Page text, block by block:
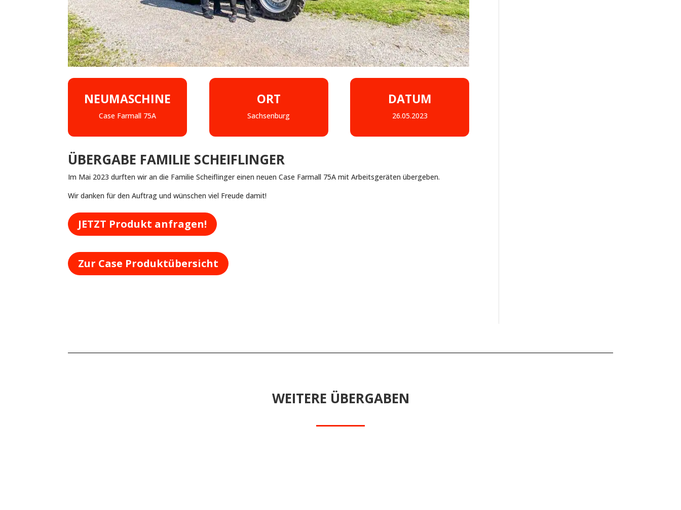
NEUMASCHINE
Case Farmall 75A
ORT
Sachsenburg
DATUM
26.05.2023
ÜBERGABE FAMILIE SCHEIFLINGER
Im Mai 2023 durften wir an die Familie Scheiflinger einen neuen Case Farmall 75A mit Arbeitsgeräten übergeben.
Wir danken für den Auftrag und wünschen viel Freude damit!
JETZT Produkt anfragen!
Zur Case Produktübersicht
WEITERE ÜBERGABEN